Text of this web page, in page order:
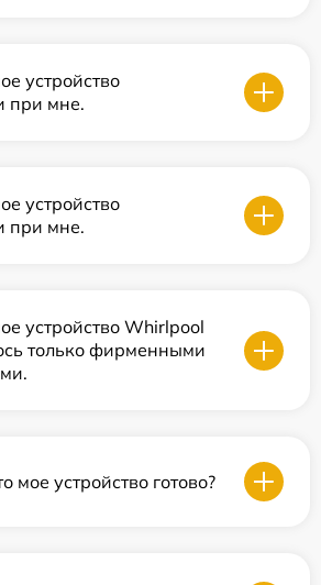
устройство
при мне.
устройство
при мне.
устройство Whirlpool
только фирменными
мое устройство готово?